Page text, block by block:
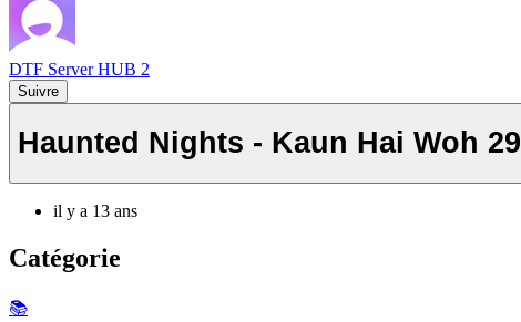
DTF Server HUB 2
Suivre
Haunted Nights - Kaun Hai Woh
il y a 13 ans
Catégorie
📚